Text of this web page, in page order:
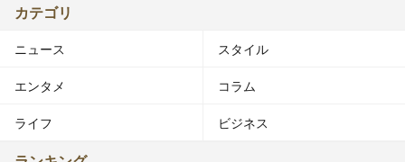
カテゴリ
ニュース スタイル
エンタメ コラム
ライフ ビジネス